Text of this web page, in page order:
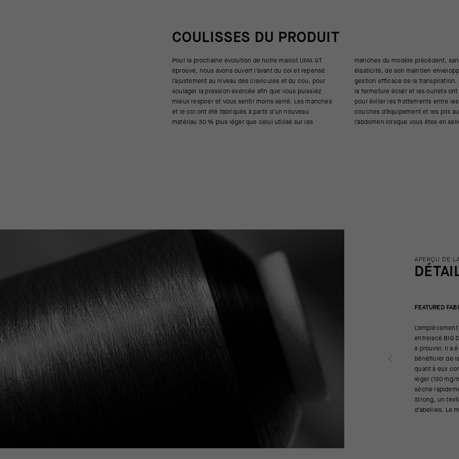
COULISSES DU PRODUIT
Pour la prochaine évolution de notre maillot UMA GT
éprouvé, nous avons ouvert l’avant du col et repensé
l’ajustement au niveau des clavicules et du cou, pour
soulager la pression exercée afin que vous puissiez
mieux respirer et vous sentir moins serré. Les manches
et le col ont été fabriqués à partir d’un nouveau
matériau 30 % plus léger que celui utilisé sur les
manches du modèle précédent, sans perdre de son
élasticité, de son maintien enveloppant et de sa
gestion efficace de la transpiration. Autre nouveauté :
la fermeture éclair et les ourlets ont été thermocollés
pour éviter les frottements entre les différentes
couches d’équipement et les plis au niveau de
l’abdomen lorsque vous êtes en
APERÇU DE
FEATURED
entrelacé BIG
à prouver. Il a
bénéficier de
quant à eux
léger (130 mg/
sèche
Strong, un
d’abeilles. Le